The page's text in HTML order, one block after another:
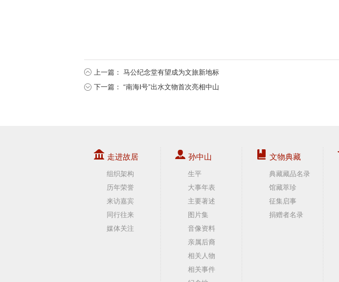
上一篇： 马公纪念堂有望成为文旅新地标
下一篇： “南海Ⅰ号”出水文物首次亮相中山
走进故居
组织架构
历年荣誉
来访嘉宾
同行往来
媒体关注
孙中山
生平
大事年表
主要著述
图片集
音像资料
亲属后裔
相关人物
相关事件
文物典藏
典藏藏品名录
馆藏萃珍
征集启事
捐赠者名录